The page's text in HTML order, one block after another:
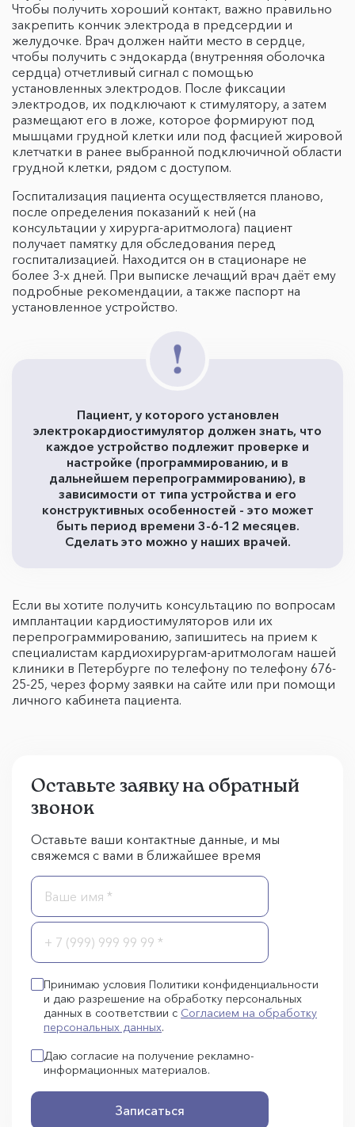
Чтобы получить хороший контакт, важно правильно
закрепить кончик электрода в предсердии и
желудочке. Врач должен найти место в сердце,
чтобы получить с эндокарда (внутренняя оболочка
сердца) отчетливый сигнал с помощью
установленных электродов. После фиксации
электродов, их подключают к стимулятору, а затем
размещают его в ложе, которое формируют под
мышцами грудной клетки или под фасцией жировой
клетчатки в ранее выбранной подключичной области
грудной клетки, рядом с доступом.
Госпитализация пациента осуществляется планово,
после определения показаний к ней (на
консультации у хирурга-аритмолога) пациент
получает памятку для обследования перед
госпитализацией. Находится он в стационаре не
более 3-х дней. При выписке лечащий врач даёт ему
подробные рекомендации, а также паспорт на
установленное устройство.
Пациент, у которого установлен
электрокардиостимулятор должен знать, что
каждое устройство подлежит проверке и
настройке (программированию, и в
дальнейшем перепрограммированию), в
зависимости от типа устройства и его
конструктивных особенностей - это может
быть период времени 3-6-12 месяцев.
Сделать это можно у наших врачей.
Если вы хотите получить консультацию по вопросам
имплантации кардиостимуляторов или их
перепрограммированию, запишитесь на прием к
специалистам кардиохирургам-аритмологам нашей
клиники в Петербурге по телефону по телефону 676-
25-25, через форму заявки на сайте или при помощи
личного кабинета пациента.
Оставьте заявку на обратный
звонок
Оставьте ваши контактные данные, и мы
свяжемся с вами в ближайшее время
Принимаю условия Политики конфиденциальности
и даю разрешение на обработку персональных
данных в соответствии с Согласием на обработку
персональных данных.
Даю согласие на получение рекламно-
информационных материалов.
Записаться